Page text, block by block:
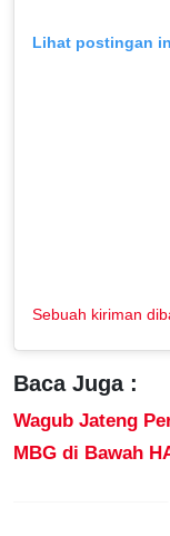
Lihat postingan
Baca Juga :
Wagub Jateng
MBG di Bawah